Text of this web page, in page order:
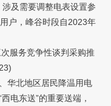
及需要调整电表设置参
户，峰谷时段自2023年
服务竞争性谈判采购推
北地区居民降温用电
电东送”的重要送端，